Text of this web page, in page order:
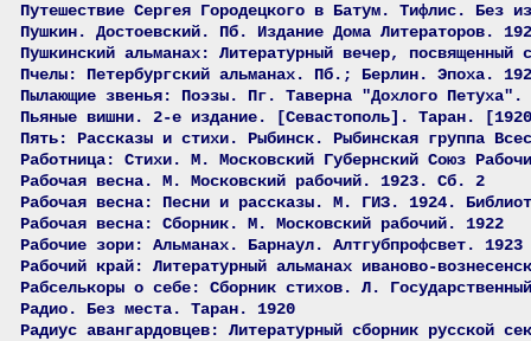
Путешествие Сергея Городецкого в Батум. Тифлис. Без
Пушкин. Достоевский. Пб. Издание Дома Литераторов.
Пушкинский альманах: Литературный вечер,
Пчелы: Петербургский альманах. Пб.; Берлин. Эпоха.
Пылающие звенья: Поэзы. Пг. Таверна "Дохлого Петуха".
Пьяные вишни. 2-е издание. [Севастополь]. Таран.
Пять: Рассказы и стихи. Рыбинск. Рыбинская группа
Работница: Стихи. М. Московский Губернский Союз
Рабочая весна. М. Московский рабочий. 1923. Сб. 2
Рабочая весна: Песни и рассказы. М. ГИЗ. 1924.
Рабочая весна: Сборник. М. Московский рабочий. 1922
Рабочие зори: Альманах. Барнаул. Алтгубпрофсвет. 1923
Рабочий край: Литературный альманах иваново-
Рабселькоры о себе: Сборник стихов. Л.
Радио. Без места. Таран. 1920
Радиус авангардовцев: Литературный сборник русской